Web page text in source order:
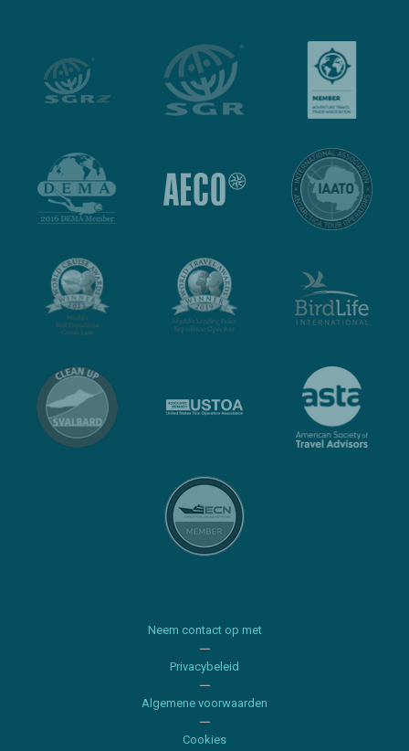
Neem contact op met
Privacybeleid
Algemene voorwaarden
Cookies